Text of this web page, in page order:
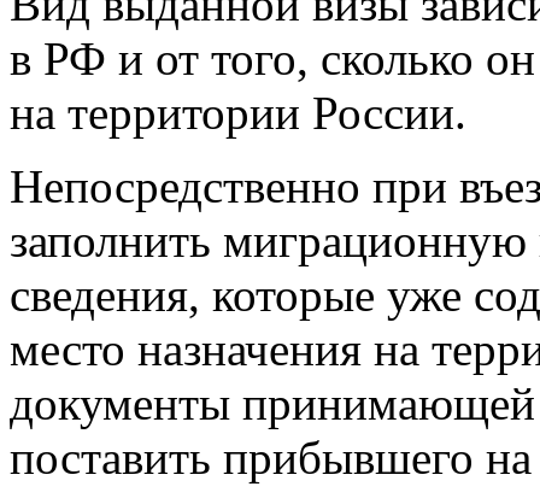
в РФ и от того, сколько
на территории России.
Непосредственно при
заполнить миграционную
сведения, которые уже
место назначения на
документы принимающей
поставить прибывшего